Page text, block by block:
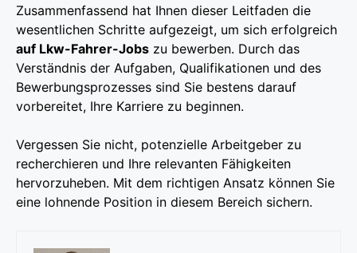
Zusammenfassend hat Ihnen dieser Leitfaden die
wesentlichen Schritte aufgezeigt, um sich erfolgreich
auf Lkw-Fahrer-Jobs zu bewerben. Durch das
Verständnis der Aufgaben, Qualifikationen und des
Bewerbungsprozesses sind Sie bestens darauf
vorbereitet, Ihre Karriere zu beginnen.
Vergessen Sie nicht, potenzielle Arbeitgeber zu
recherchieren und Ihre relevanten Fähigkeiten
hervorzuheben. Mit dem richtigen Ansatz können Sie
eine lohnende Position in diesem Bereich sichern.